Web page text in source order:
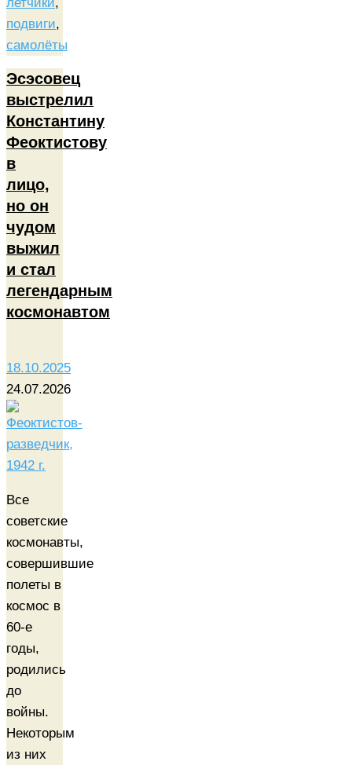
подвиги,
самолёты
Эсэсовец
выстрелил
Константину
Феоктистову
в
лицо,
но он
чудом
выжил
и стал
легендарным
космонавтом
18.10.2025
24.07.2026
Все
советские
космонавты,
совершившие
полеты в
космос в
60-е
годы,
родились
до
войны.
Некоторым
из них